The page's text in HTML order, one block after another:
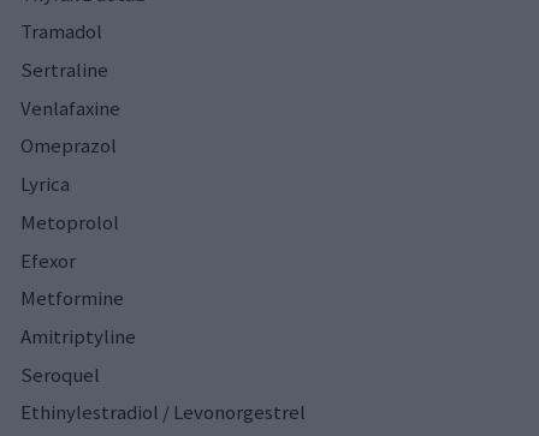
Tramadol
Sertraline
Venlafaxine
Omeprazol
Lyrica
Metoprolol
Efexor
Metformine
Amitriptyline
Seroquel
Ethinylestradiol / Levonorgestrel